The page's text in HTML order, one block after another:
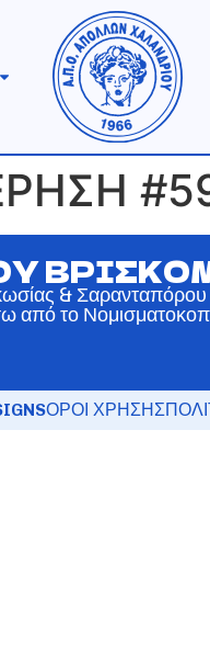
&
από το
ΟΡΟΙ ΧΡΗΣΗΣ